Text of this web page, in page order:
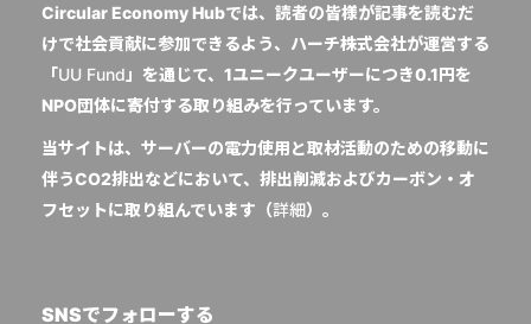
Circular Economy Hubでは、読者の皆様が記事を読むだ
けで社会貢献に参加できるよう、ハーチ株式会社が運営する
「UU Fund 」を通じて、1ユニークユーザーにつき0.1円を
NPO団体に寄付する取り組みを行っています。
当サイトは、サーバーの電力使用と取材活動のための移動に
伴うCO2排出などにおいて、排出削減およびカーボン・オ
フセットに取り組んでいます（詳細）。
SNSでフォローする